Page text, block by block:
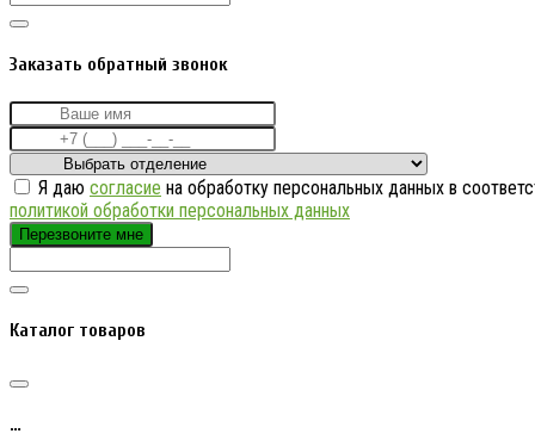
Заказать обратный звонок
Я даю согласие на обработку персональных данных в
политикой обработки персональных данных
Перезвоните мне
Каталог товаров
…